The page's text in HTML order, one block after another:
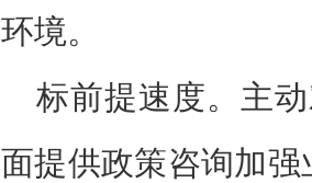
环境。
标前提速度。主
面提供政策咨询加